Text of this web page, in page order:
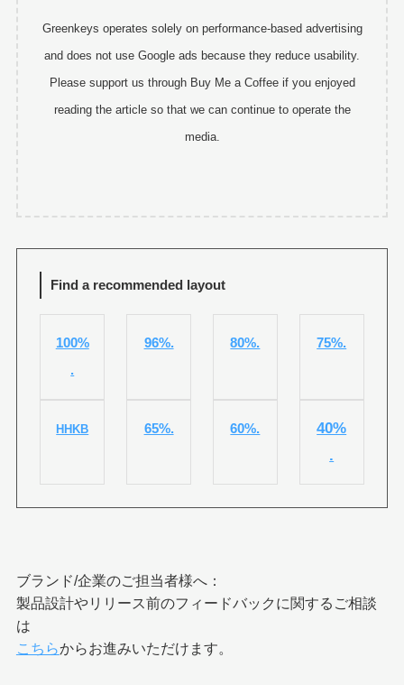
Greenkeys operates solely on performance-based advertising
and does not use Google ads because they reduce usability.
Please support us through Buy Me a Coffee if you enjoyed
reading the article so that we can continue to operate the
media.
Find a recommended layout
100%
.
96%. 80%. 75%.
HHKB 65%. 60%.
40%
.
ブランド/企業のご担当者様へ：
製品設計やリリース前のフィードバックに関するご相談
は
こちらからお進みいただけます。